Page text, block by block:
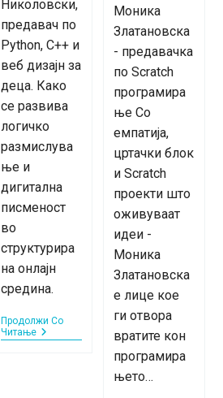
Николовски,
предавач по
Python, C++ и
веб дизајн за
деца. Како
се развива
логичко
размислува
ње и
дигитална
писменост
во
структурира
на онлајн
средина.
Продолжи Со
ЧитањеЕдуфронт
Моника
Златановска
- предавачка
по Scratch
програмира
ње Со
емпатија,
цртачки блок
и Scratch
проекти што
оживуваат
идеи -
Моника
Златановска
е лице кое
ги отвора
вратите кон
програмира
њето…